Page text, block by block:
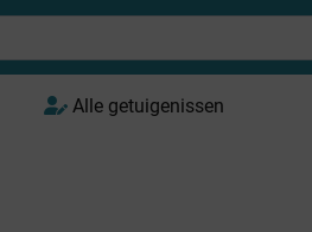
Alle getuigenissen